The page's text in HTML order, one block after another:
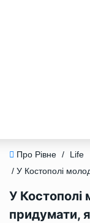
Про Рівне /
Life
У
придумати,